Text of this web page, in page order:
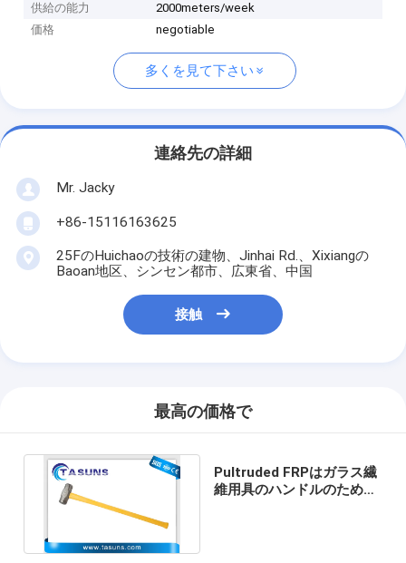
供給の能力
2000meters/week
価格
negotiable
多くを見て下さい
連絡先の詳細
Mr. Jacky
+86-15116163625
25FのHuichaoの技術の建物、Jinhai Rd.、Xixiangの
Baoan地区、シンセン都市、広東省、中国
接触
最高の価格で
Pultruded FRPはガラス繊
維用具のハンドルのための